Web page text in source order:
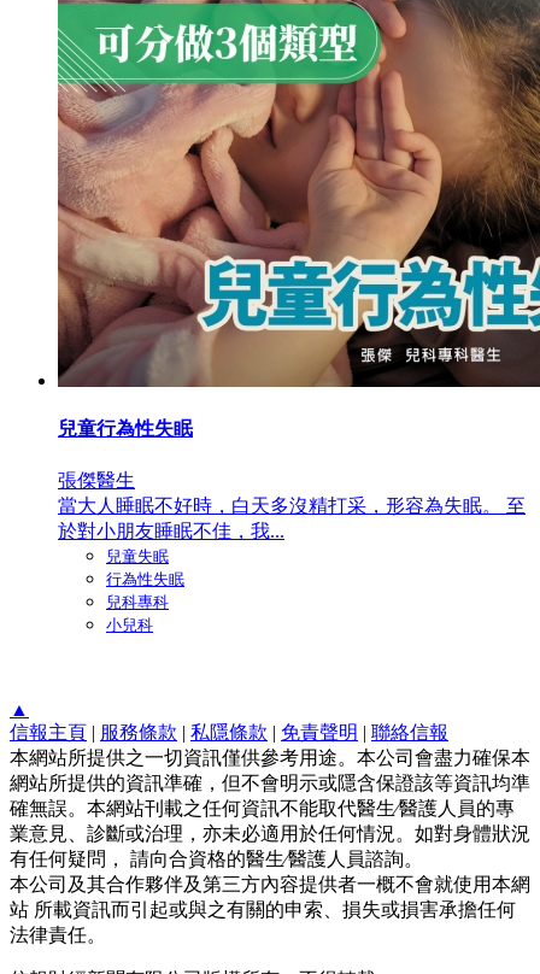
兒童行為性失眠
張傑醫生
當大人睡眠不好時，白天多沒精打采，形容為失眠。 至
於對小朋友睡眠不佳，我...
兒童失眠
行為性失眠
兒科專科
小兒科
▲
信報主頁 | 服務條款 | 私隱條款 | 免責聲明 | 聯絡信報
本網站所提供之一切資訊僅供參考用途。本公司會盡力確保本
網站所提供的資訊準確，但不會明示或隱含保證該等資訊均準
確無誤。本網站刊載之任何資訊不能取代醫生∕醫護人員的專
業意見、診斷或治理，亦未必適用於任何情況。如對身體狀況
有任何疑問， 請向合資格的醫生∕醫護人員諮詢。
本公司及其合作夥伴及第三方內容提供者一概不會就使用本網
站 所載資訊而引起或與之有關的申索、損失或損害承擔任何
法律責任。